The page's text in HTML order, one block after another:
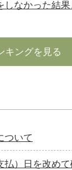
しなかった結
キングを見る
ついて
払）日を改め